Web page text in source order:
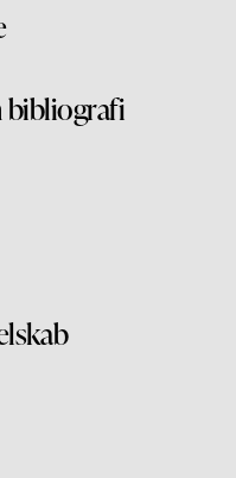
bibliografi